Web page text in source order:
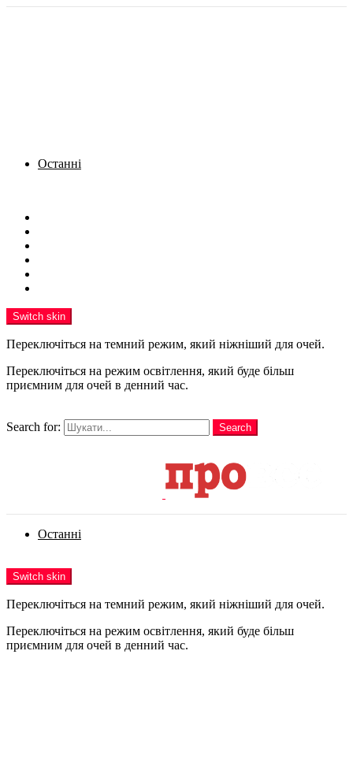
Останні
Switch skin
Переключіться на темний режим, який ніжніший для очей.
Переключіться на режим освітлення, який буде більш
приємним для очей в денний час.
Search for:
Search
Останні
Switch skin
Переключіться на темний режим, який ніжніший для очей.
Переключіться на режим освітлення, який буде більш
приємним для очей в денний час.